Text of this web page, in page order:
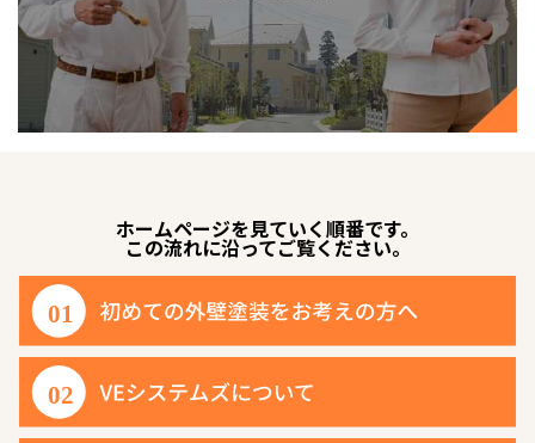
ホームページを見ていく順番です。
この流れに沿ってご覧ください。